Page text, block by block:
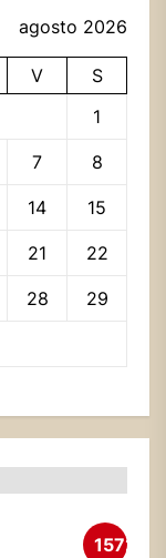
agosto 2026
V
S
1
7 8
14 15
21 22
28 29
1572